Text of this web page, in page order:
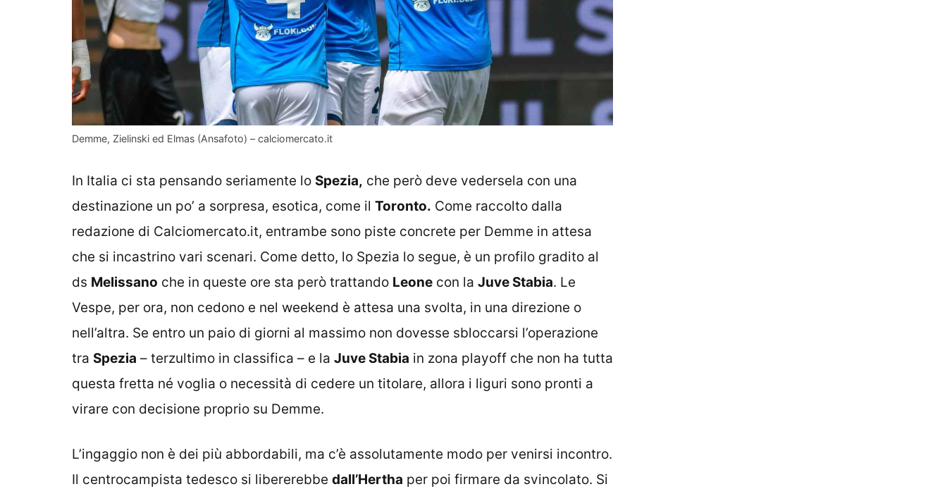
Demme, Zielinski ed Elmas (Ansafoto) – calciomercato.it
In Italia ci sta pensando seriamente lo Spezia, che però deve vedersela con una
destinazione un po’ a sorpresa, esotica, come il Toronto. Come raccolto dalla
redazione di Calciomercato.it, entrambe sono piste concrete per Demme in attesa
che si incastrino vari scenari. Come detto, lo Spezia lo segue, è un profilo gradito al
ds Melissano che in queste ore sta però trattando Leone con la Juve Stabia. Le
Vespe, per ora, non cedono e nel weekend è attesa una svolta, in una direzione o
nell’altra. Se entro un paio di giorni al massimo non dovesse sbloccarsi l’operazione
tra Spezia – terzultimo in classifica – e la Juve Stabia in zona playoff che non ha tutta
questa fretta né voglia o necessità di cedere un titolare, allora i liguri sono pronti a
virare con decisione proprio su Demme.
L’ingaggio non è dei più abbordabili, ma c’è assolutamente modo per venirsi incontro.
Il centrocampista tedesco si libererebbe dall’Hertha per poi firmare da svincolato. Si